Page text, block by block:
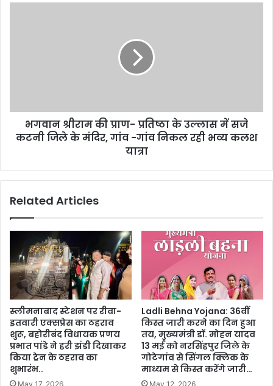
भगवान श्रीराम की प्राण- प्रतिष्ठा के उल्लास में सजे
कटनी जिले के मंदिर, गांव -गांव निकल रही भव्य कलश
यात्रा
Related Articles
स्लीमनाबाद स्टेशन पर रीवा-
इतवारी एक्सप्रेस का ठहराव
शुरू, बहोरीबंद विधायक प्रणय
प्रभात पांडे ने हरी झंडी दिखाकर
किया ट्रेन के ठहराव का
शुभारंभ..
May 17, 2026
Ladli Behna Yojana: 36वीं
किस्त जारी करने का दिन हुआ
तय, मुख्यमंत्री डॉ. मोहन यादव
13 मई को नरसिंहपुर जिले के
गोटेगांव से सिंगल क्लिक के
माध्यम से किस्त करेंगे जारी…
May 12, 2026